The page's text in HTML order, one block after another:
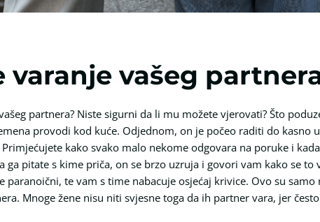
varanje vašeg
partnera? Niste sigurni da li mu možete vjerovati? Što
provodi kod kuće. Odjednom, on je počeo raditi do kasno
kako svako malo nekome odgovara na poruke i
ga pitate s kime priča, on se brzo uzruja i govori vam kako se to
paranoični, te vam s time nabacuje osjećaj krivice. Ovo su
Mnoge žene nisu niti svjesne toga da ih partner vara, jer